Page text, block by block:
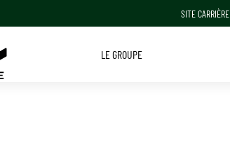
SITE CARRIÈRE
LE GROUPE